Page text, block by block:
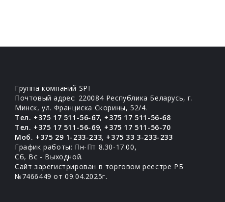
Группа компаний SPI
Почтовый адрес: 220084 Республика Беларусь, г.
Минск, ул. Франциска Скорины, 52/4.
Тел. +375 17 511-56-67, +375 17 511-56-68
Тел. +375 17 511-56-69, +375 17 511-56-70
Моб. +375 29 1-233-233, +375 33 3-233-233
График работы: Пн-Пт 8.30-17.00,
Сб, Вс - Выходной.
Сайт зарегистрирован в торговом реестре РБ
№7466449 от 09.04.2025г.